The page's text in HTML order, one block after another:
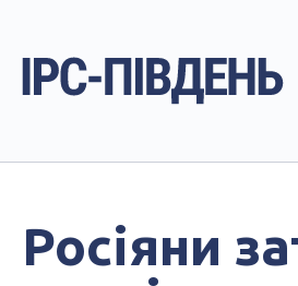
Росіяни